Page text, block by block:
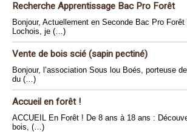
Recherche Apprentissage Bac Pro Forêt
Bonjour, Actuellement en Seconde Bac Pro
Lochois, je (…)
Vente de bois scié (sapin pectiné)
Bonjour, l’association Sous lou Boés, porteuse
du (…)
Accueil en forêt !
ACCUEIL En Forêt ! De 8 ans à 18 ans :
bois, (…)